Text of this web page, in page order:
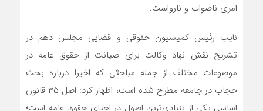
امری ناصواب و نارواست.
نایب رئیس کمیسیون حقوقی و قضایی مجلس دهم در
تشریح نقش نهاد وکالت برای صیانت از حقوق عامه در
موضوعات مختلف از جمله مباحثی که اخیرا درباره بحث
حجاب در جامعه مطرح شده است، اظهار کرد: اصل ۳۵ قانون
اساسی یکی از بنیادی‌ترین اصول در احیای حقوق عامه است؛